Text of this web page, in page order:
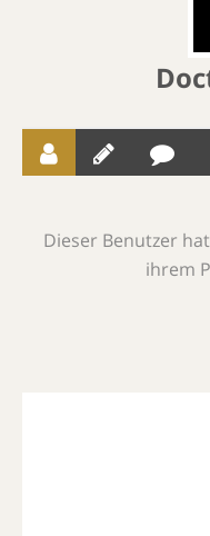
Dieser Benutzer
ihrem